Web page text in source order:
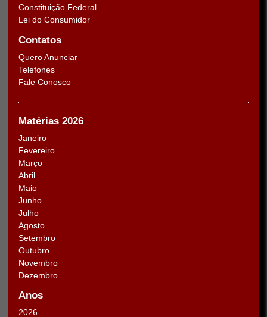
Constituição Federal
Lei do Consumidor
Contatos
Quero Anunciar
Telefones
Fale Conosco
Matérias 2026
Janeiro
Fevereiro
Março
Abril
Maio
Junho
Julho
Agosto
Setembro
Outubro
Novembro
Dezembro
Anos
2026